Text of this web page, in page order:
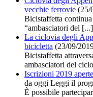
vecchie ferrovie (25/
Bicistaffetta
“ambasciatori del [...]
La ciclovia degli
bicicletta (23/09/
Bicistaffetta
ambasciatori del
Iscrizioni 2019 aperte
da oggi Leggi il
È possibile